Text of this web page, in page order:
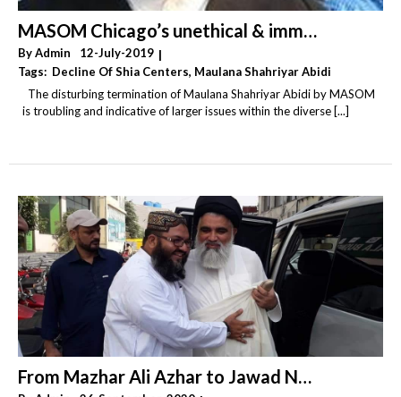
MASOM Chicago’s unethical & immoral termination of Resident Alim
ByAdmin |
12-July-2019
Tags: Decline Of Shia Centers, Maulana Shahriyar Abidi
,Shia Centers
The disturbing termination of Maulana Shahriyar Abidi by MASOM
is troubling and indicative of larger issues within the diverse [...]
From Mazhar Ali Azhar to Jawad Naqvi – by Hamza Ibrahim